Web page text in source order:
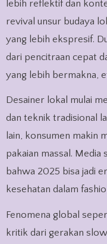
lebih reflektif dan
revival unsur budaya
yang lebih ekspresif.
dari pencitraan cepat
yang lebih bermakna,
Desainer lokal mulai
dan teknik tradisional
lain, konsumen makin
pakaian massal. Media
bahwa 2025 bisa jadi
kesehatan dalam
Fenomena global
kritik dari gerakan